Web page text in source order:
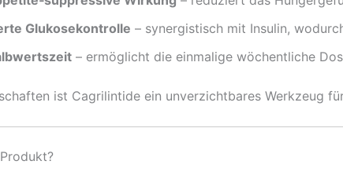
Glukosekontrolle – synergistisch mit Insulin,
– ermöglicht die einmalige wöchentliche
ist Cagrilintide ein unverzichtbares Werkzeug